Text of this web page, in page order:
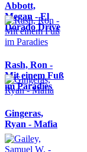
Abbott,
Megan - El
Dorado Drive
Rash, Ron -
Mit einem Fuß
im Paradies
Gingeras,
Ryan - Mafia